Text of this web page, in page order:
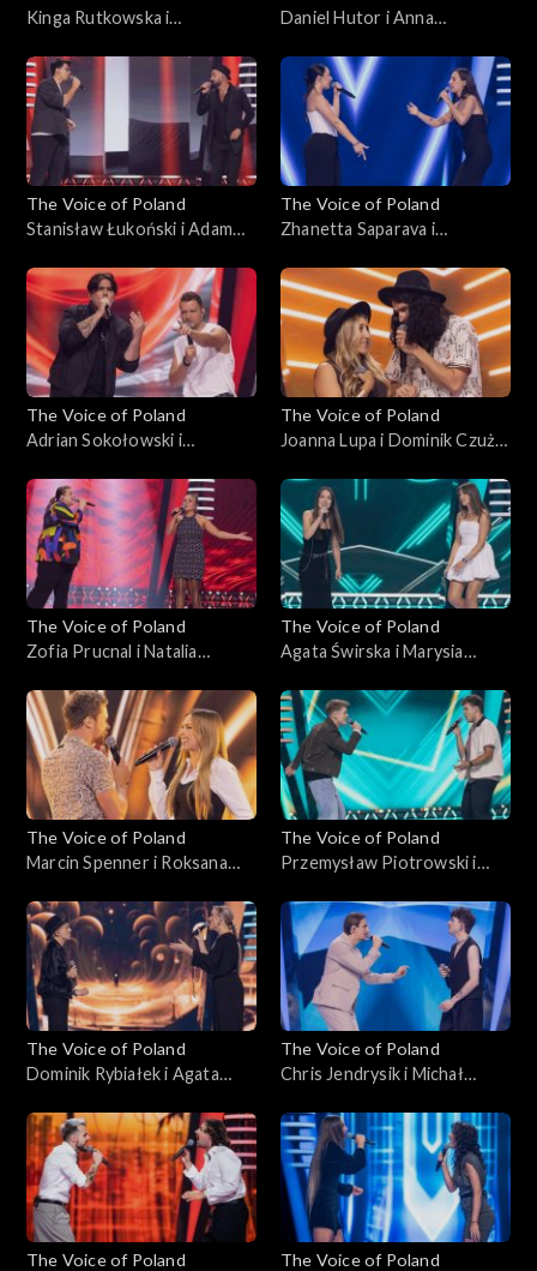
Kinga Rutkowska i
„Love in the Dark”, „The
Voice of Poland”, Bitwy, 25
października 2025
Daniel Hutor i Anna
Reason”, „The Voice of
Poland”, Bitwy, 25
października 2025
The Voice of Poland
Stanisław Łukoński i Adam
Magdaleno”, „The Voice of
Poland”, Bitwy, 25
października 2025
The Voice of Poland
Zhanetta Saparava i
Are Doin’ It for Themselves”,
„The Voice of Poland”, Bitwy,
25 października 2025
The Voice of Poland
Adrian Sokołowski i
Do You Believe In?”; „The
Voice of Poland”, Bitwy, 18
października 2025
The Voice of Poland
Joanna Lupa i Dominik Czuż –
Poland”, Bitwy, 18
października 2025
The Voice of Poland
Zofia Prucnal i Natalia
„The Voice of Poland”, Bitwy,
18 października 2025
The Voice of Poland
Agata Świrska i Marysia
Voice of Poland”, Bitwy, 18
października 2025
The Voice of Poland
Marcin Spenner i Roksana
„The Voice of Poland”, Bitwy,
18 października 2025
The Voice of Poland
Przemysław Piotrowski i
monet”; „The Voice of
Poland”, Bitwy, 18
października 2025
The Voice of Poland
Dominik Rybiałek i Agata
Ciebie”; „The Voice of
Poland”, Bitwy, 18
października 2025
The Voice of Poland
Chris Jendrysik i Michał
in the Mirror”; „The Voice of
Poland”, Bitwy, 18
października 2025
The Voice of Poland
The Voice of Poland